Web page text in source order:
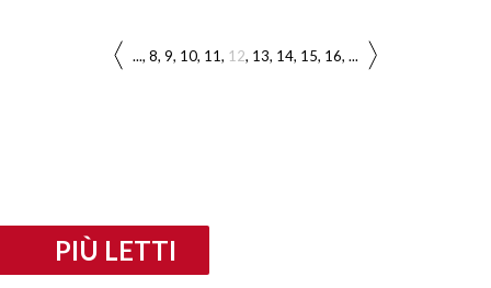
... 8 9 10 11 12 13 14 15 16 ...
PIÙ LETTI